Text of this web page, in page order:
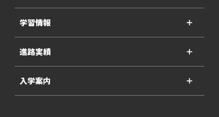
学習情報 ＋
進路実績 ＋
入学案内 ＋